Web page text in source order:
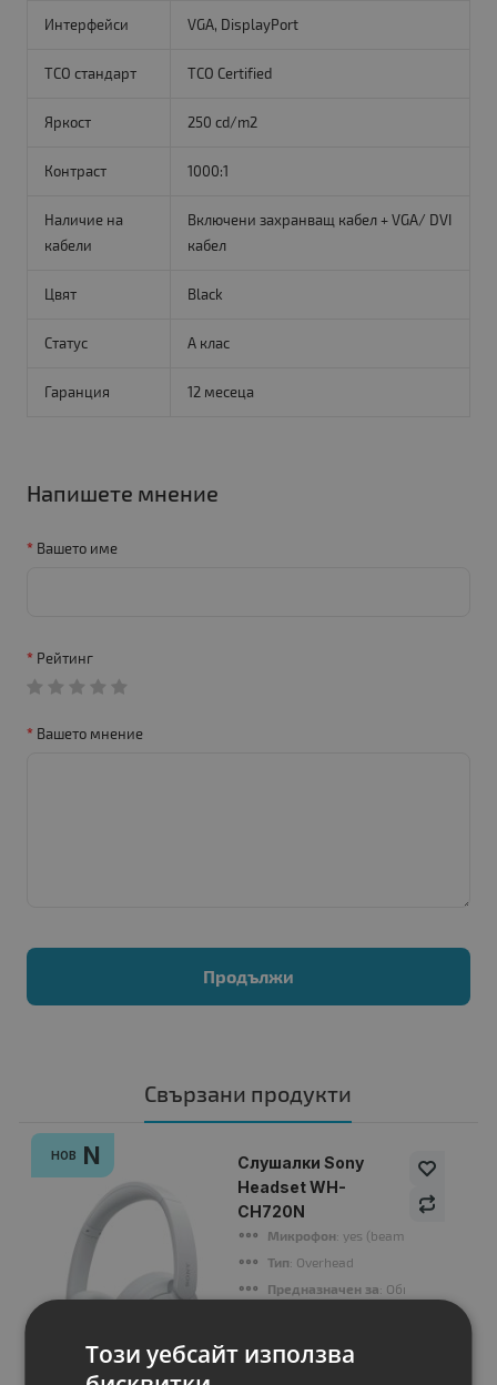
Интерфейси VGA, DisplayPort
TCO стандарт TCO Certified
Яркост 250 cd/m2
Контраст 1000:1
Наличие на
кабели
Включени захранващ кабел + VGA/ DVI
кабел
Цвят Black
Статус A клас
Гаранция 12 месеца
Напишете мнение
Вашето име
Рейтинг
Вашето мнение
Продължи
Свързани продукти
НОВ N
Слушалки Sony
Headset WH-
CH720N
Микрофон: yes (beamforming mic)
Тип: Overhead
Предназначен за: Обща употреба
: 325 Ohms (1
Този уебсайт използва